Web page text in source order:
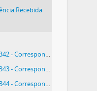
Recebida
de Manolo R. Mateos e Pedro Enrique Polo Soltero
de Manolo R. Mateos e Pedro Enrique Polo Soltero
de Manolo R. Mateos e Pedro Enrique Polo Soltero